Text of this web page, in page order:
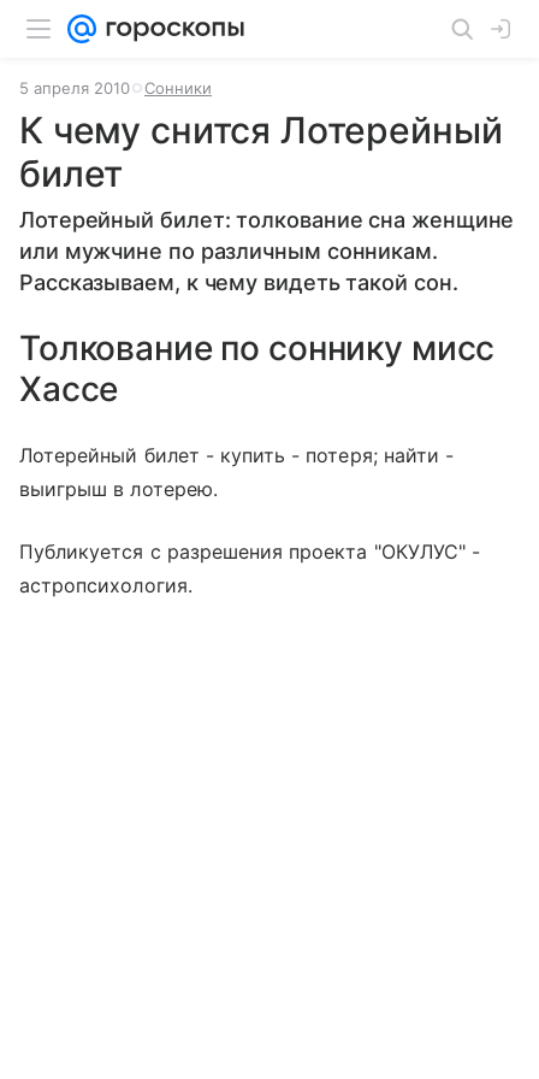
5 апреля 2010 Сонники
К чему снится Лотерейный
билет
Лотерейный билет: толкование сна женщине
или мужчине по различным сонникам.
Рассказываем, к чему видеть такой сон.
Толкование по соннику мисс
Хассе
Лотерейный билет - купить - потеря; найти -
выигрыш в лотерею.
Публикуется с разрешения проекта "ОКУЛУС" -
астропсихология.